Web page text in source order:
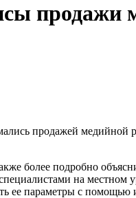
продажи
продажей
более подробно
на
ее параметры с